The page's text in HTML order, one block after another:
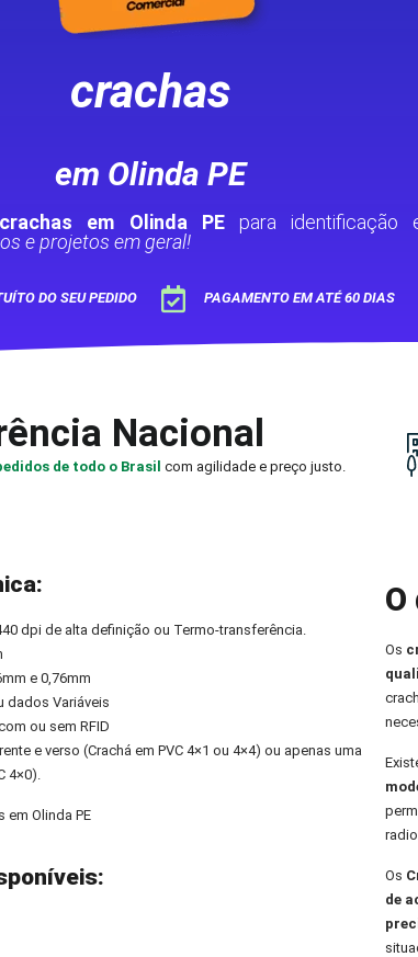
crachas
em Olinda PE
crachas em Olinda PEpara identificação
e projetos em geral!
DO SEU PEDIDO PAGAMENTO EM ATÉ 60 DIAS
Nacional
de todo o Brasil com agilidade e preço justo.
dpi de alta definição ou Termo-transferência.
e 0,76mm
dados Variáveis
ou sem RFID
e verso (Crachá em PVC 4×1 ou 4×4) ou apenas uma
4×0).
em Olinda PE
O
Os
Os
de